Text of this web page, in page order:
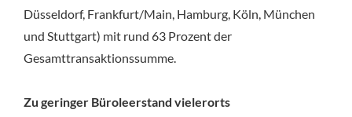
Düsseldorf, Frankfurt/Main, Hamburg, Köln, München
und Stuttgart) mit rund 63 Prozent der
Gesamttransaktionssumme.
Zu geringer Büroleerstand vielerorts